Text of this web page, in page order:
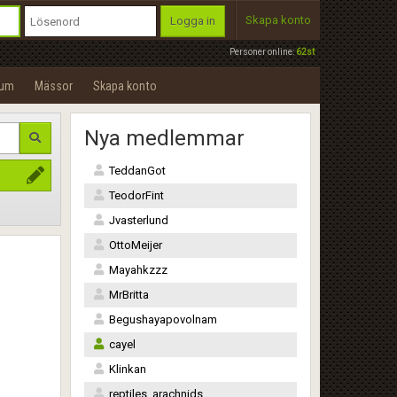
Personer online:62st
Logga in Skapa konto
Mässor Skapa konto
Nya medlemmar
TeddanGot
TeodorFint
Jvasterlund
OttoMeijer
Mayahkzzz
MrBritta
Begushayapovolnam
cayel
Klinkan
reptiles_arachnids